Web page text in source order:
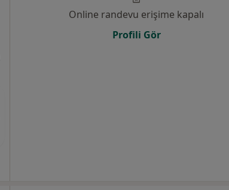
Online randevu erişime kapalı
Profili Gör